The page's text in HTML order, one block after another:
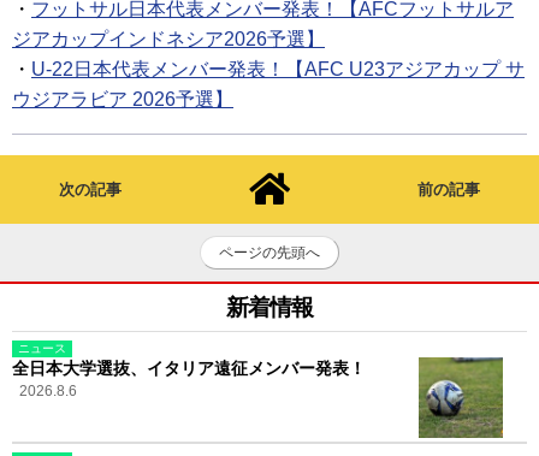
・ フットサル日本代表メンバー発表！【AFCフットサルア
ジアカップインドネシア2026予選】
・ U-22日本代表メンバー発表！【AFC U23アジアカップ サ
ウジアラビア 2026予選】
次の記事 前の記事
ページの先頭へ
新着情報
ニュース
全日本大学選抜、イタリア遠征メンバー発表！
2026.8.6